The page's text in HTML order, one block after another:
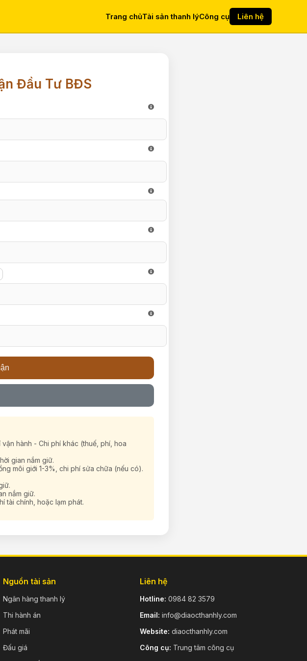
Trang chủTài sản thanh lýCông cụ Liên hệ
Đầu Tư BĐS
hành - Chi phí khác (thuế, phí, hoa
gian nắm giữ.
môi giới 1-3%, chi phí sửa chữa (nếu có).
nắm giữ.
tài chính, hoặc lạm phát.
Nguồn tài sản
Ngân hàng thanh lý
Thi hành án
Phát mãi
Đấu giá
Liên hệ
Hotline: 0984 82 3579
Email: info@diaocthanhly.com
Website: diaocthanhly.com
Công cụ: Trung tâm công cụ